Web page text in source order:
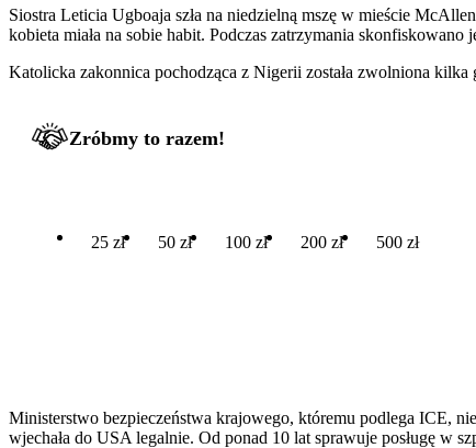
Siostra Leticia Ugboaja szła na niedzielną mszę w mieście
kobieta miała na sobie habit. Podczas zatrzymania skonfiskowano
Katolicka zakonnica pochodząca z Nigerii została zwolniona
Zróbmy to razem!
25 zł 50 zł 100 zł 200 zł 500 zł
Ministerstwo bezpieczeństwa krajowego, któremu podlega ICE,
wjechała do USA legalnie. Od ponad 10 lat sprawuje posługę w